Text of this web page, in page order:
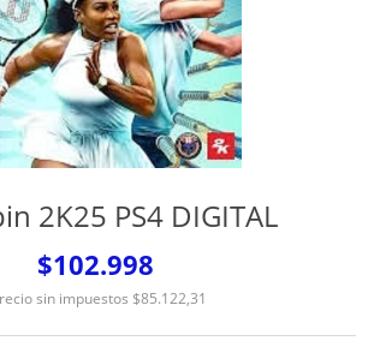
2K25 PS4 DIGITAL
$102.998
sin impuestos $85.122,31